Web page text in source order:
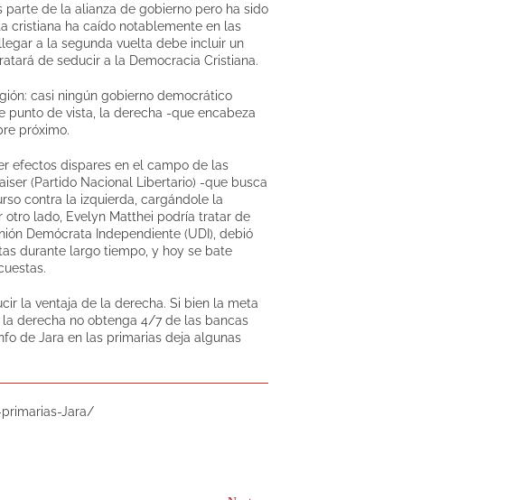
de la alianza de gobierno pero ha sido
cristiana ha caído notablemente en las
a la segunda vuelta debe incluir un
de seducir a la Democracia Cristiana.
casi ningún gobierno democrático
punto de vista, la derecha -que encabeza
próximo.
efectos dispares en el campo de las
(Partido Nacional Libertario) -que busca
contra la izquierda, cargándole la
lado, Evelyn Matthei podría tratar de
Demócrata Independiente (UDI), debió
durante largo tiempo, y hoy se bate
la ventaja de la derecha. Si bien la meta
derecha no obtenga 4/7 de las bancas
de Jara en las primarias deja algunas
Jara/